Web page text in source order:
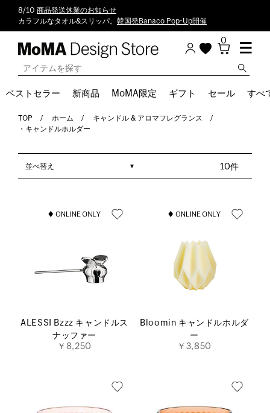
8/10 商品発送休業のお知らせ
カラフルなタオル&スリッパ。 韓国発Banaco Pop-Up開催
0
ベストセラー 新商品 MoMA限定 ギフト セール すべ
TOP ホーム
キャンドル & アロマフレグランス
・キャンドルホルダー
10件
並べ替え
ALESSI Bzzz キャンドルス
ナッファー
￥8,250
Bloomin キャンドルホルダ
ー
￥3,850